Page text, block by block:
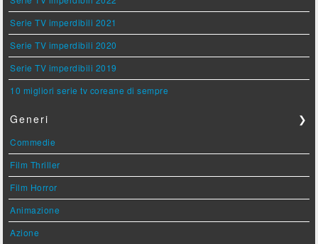
Serie TV imperdibili 2021
Serie TV imperdibili 2020
Serie TV imperdibili 2019
10 migliori serie tv coreane di sempre
Generi ❯
Commedie
Film Thriller
Film Horror
Animazione
Azione